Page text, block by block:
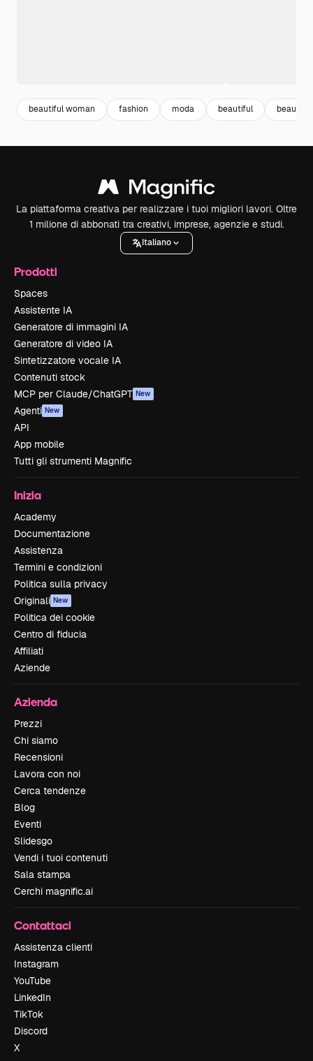
beautiful woman fashion moda beautiful beauty
La piattaforma creativa per realizzare i tuoi migliori lavori. Oltre
1 milione di abbonati tra creativi, imprese, agenzie e studi.
Italiano
Prodotti
Spaces
Assistente IA
Generatore di immagini IA
Generatore di video IA
Sintetizzatore vocale IA
Contenuti stock
MCP per Claude/ChatGPT New
Agenti New
API
App mobile
Tutti gli strumenti Magnific
Inizia
Academy
Documentazione
Assistenza
Termini e condizioni
Politica sulla privacy
Originali New
Politica dei cookie
Centro di fiducia
Affiliati
Aziende
Azienda
Prezzi
Chi siamo
Recensioni
Lavora con noi
Cerca tendenze
Blog
Eventi
Slidesgo
Vendi i tuoi contenuti
Sala stampa
Cerchi magnific.ai
Contattaci
Assistenza clienti
Instagram
YouTube
LinkedIn
TikTok
Discord
X